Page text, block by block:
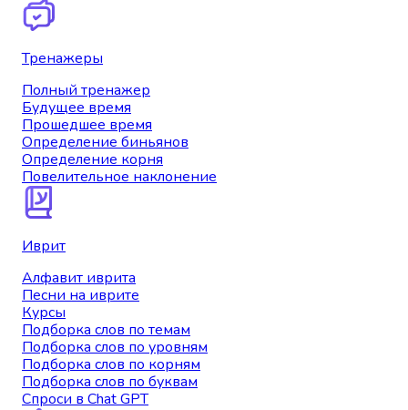
Тренажеры
Полный тренажер
Будущее время
Прошедшее время
Определение биньянов
Определение корня
Повелительное наклонение
Иврит
Алфавит иврита
Песни на иврите
Курсы
Подборка слов по темам
Подборка слов по уровням
Подборка слов по корням
Подборка слов по буквам
Спроси в Chat GPT